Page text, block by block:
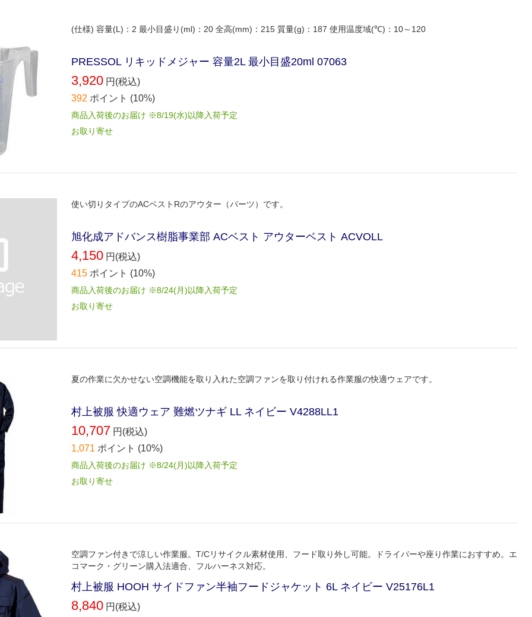
(仕様) 容量(L)：2 最小目盛り(ml)：20 全高(mm)：215 質量(g)：187 使用温度域(℃)：10～120
PRESSOL リキッドメジャー 容量2L 最小目盛20ml 07063
3,920 円(税込)
392 ポイント (10%)
商品入荷後のお届け ※8/19(水)以降入荷予定
お取り寄せ
使い切りタイプのACベストRのアウター（パーツ）です。
旭化成アドバンス樹脂事業部 ACベスト アウターベスト ACVOLL
4,150 円(税込)
415 ポイント (10%)
商品入荷後のお届け ※8/24(月)以降入荷予定
お取り寄せ
夏の作業に欠かせない空調機能を取り入れた空調ファンを取り付けれる作業服の快適ウェアです。
村上被服 快適ウェア 難燃ツナギ LL ネイビー V4288LL1
10,707 円(税込)
1,071 ポイント (10%)
商品入荷後のお届け ※8/24(月)以降入荷予定
お取り寄せ
空調ファン付きで涼しい作業服。T/Cリサイクル素材使用、フード取り外し可能。ドライバーや座り作業におすすめ。エ
コマーク・グリーン購入法適合、フルハーネス対応。
村上被服 HOOH サイドファン半袖フードジャケット 6L ネイビー V25176L1
8,840 円(税込)